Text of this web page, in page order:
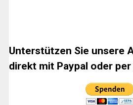
Unterstützen Sie unsere
direkt mit Paypal oder